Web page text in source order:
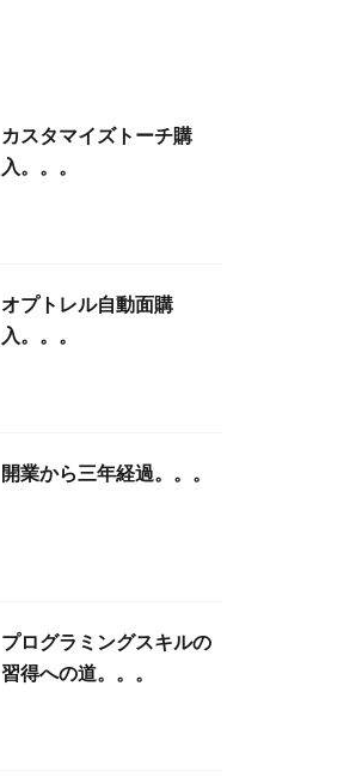
カスタマイズトーチ購
入。。。
オプトレル自動面購
入。。。
開業から三年経過。。。
プログラミングスキルの
習得への道。。。